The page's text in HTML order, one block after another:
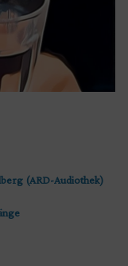
(ARD-Audiothek)